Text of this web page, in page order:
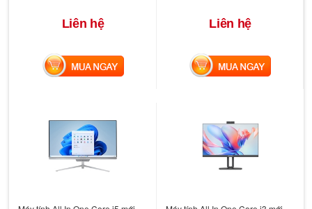
Liên hệ
MUA NGAY
Liên hệ
MUA NGAY